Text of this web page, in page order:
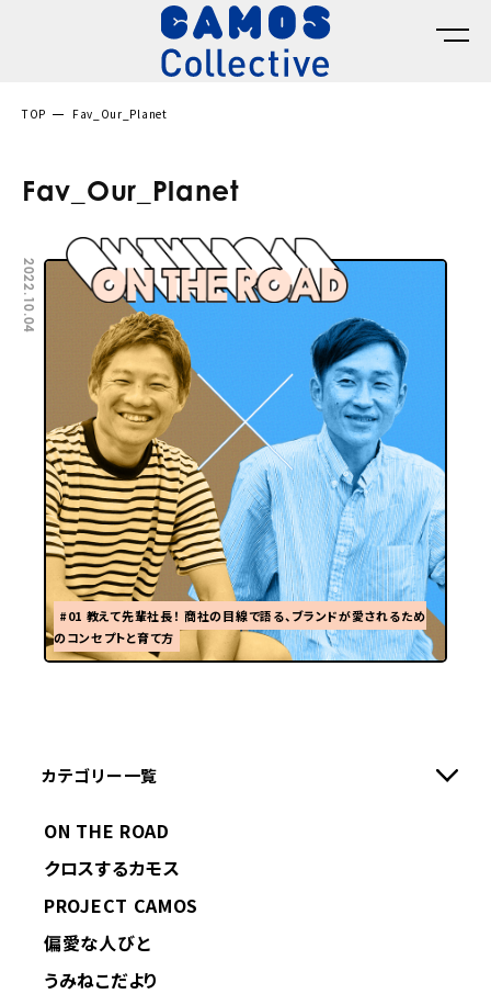
TOP Fav_Our_Planet
Fav_Our_Planet
2022.10.04
#01 教えて先輩社長！ 商社の目線で語る、ブランドが愛されるため
のコンセプトと育て方
カテゴリー一覧
ON THE ROAD
クロスするカモス
PROJECT CAMOS
偏愛な人びと
うみねこだより